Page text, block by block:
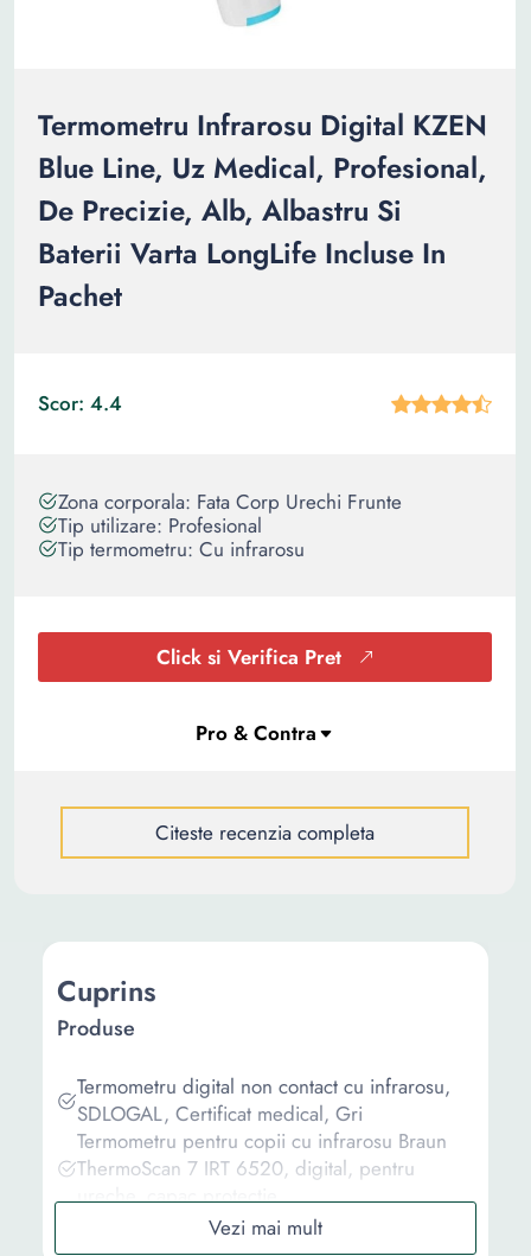
Termometru Infrarosu Digital KZEN
Blue Line, Uz Medical, Profesional,
De Precizie, Alb, Albastru Si
Baterii Varta LongLife Incluse In
Pachet
Scor: 4.4
Zona corporala: Fata Corp Urechi Frunte
Tip utilizare: Profesional
Tip termometru: Cu infrarosu
Click si Verifica Pret
Citeste recenzia completa
Cuprins
Produse
Termometru digital non contact cu infrarosu,
SDLOGAL, Certificat medical, Gri
Termometru pentru copii cu infrarosu Braun
ThermoScan 7 IRT 6520, digital, pentru
ureche, capac protectie
Termometru digital non contact cu infrarosu,
Certificat medical, Model AD801